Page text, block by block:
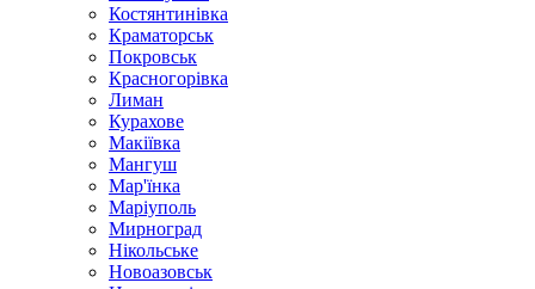
Костянтинівка
Краматорськ
Покровськ
Красногорівка
Лиман
Курахове
Макіївка
Мангуш
Мар'їнка
Маріуполь
Мирноград
Нікольське
Новоазовськ